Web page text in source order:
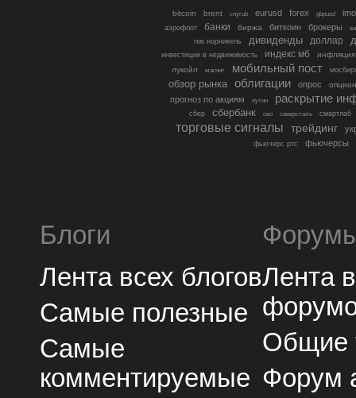
bitcoin brent cnyrub eurusd forex gbpusd
аэрофлот банки биржа биткоин брокеры
гмк норникель
дивиденды доллар
инвестиции в недвижимость индекс мб
инфляция
лукойл
магнит мобильный пост
обзор рынка облигации опрос
прогноз по акциям путин раскрытие
сбер сбербанк сво северсталь смартлаб
торговые сигналы трейдинг
фьючерс ртс фьючерсы
Блоги
Лента всех блогов
Самые полезные
Самые
комментируемые
Лента
Общие
Форум